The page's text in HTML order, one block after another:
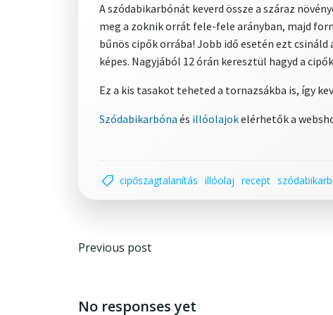
A szódabikarbónát keverd össze a száraz
meg a zoknik orrát fele-fele arányban, majd
bűnös cipők orrába! Jobb idő esetén ezt csináld
képes. Nagyjából 12 órán keresztül hagyd a
Ez a kis tasakot teheted a tornazsákba is, így
Szódabikarbóna és illóolajokelérhetők a
cipőszagtalanítás illóolaj recept
Post
Previous post
No responses yet